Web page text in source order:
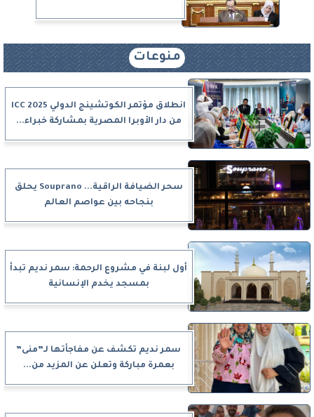
منوعات
انطلاق مؤتمر الكوتشينج الدولي ICC 2025
من دار الأوبرا المصرية بمشاركة خبراء...
سحر الضيافة الراقية... Souprano يحلق
بنجاحه بين عواصم العالم
أول لبنة في مشروع الرحمة: سمر نديم تبدأ
بمسجد يخدم الإنسانية
سمر نديم تكشف عن مفاجأتها لـ”منى”
بعمرة مباركة وتعلن عن المزيد من...